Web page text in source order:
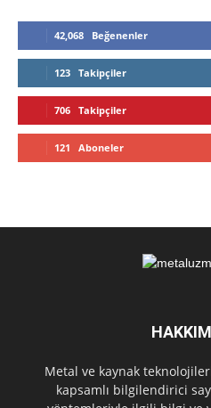
42,068 Beğenenler
123 Takipçiler
706 Takipçiler
121 Aboneler
Metal ve kaynak
kapsamlı bilgilendirici